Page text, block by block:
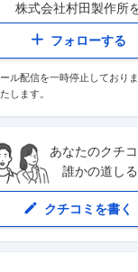
株式会社村田製作所
フォローする
ル配信を一時停止しており
します。
あなたのクチコ
誰かの道し
クチコミを書く